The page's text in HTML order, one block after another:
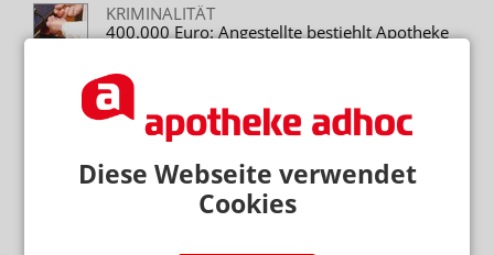
Diese Webseite verwendet
Cookies
KRIMINALITÄT
400.000 Euro: Angestellte bestiehlt Apotheke
DIEBSTAHL
Kamera überführt PKA
DIEBSTAHL
Bareinzahlung: PKA macht Kasse